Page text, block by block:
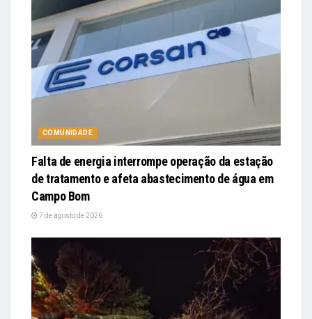
COMUNIDADE
Falta de energia interrompe operação da estação
de tratamento e afeta abastecimento de água em
Campo Bom
7 de agosto de 2026